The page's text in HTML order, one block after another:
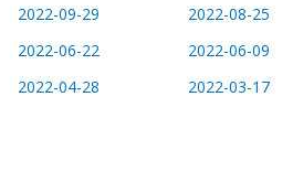
2022-09-29
2022-08-25
2022-06-22
2022-06-09
2022-04-28 2022-03-17